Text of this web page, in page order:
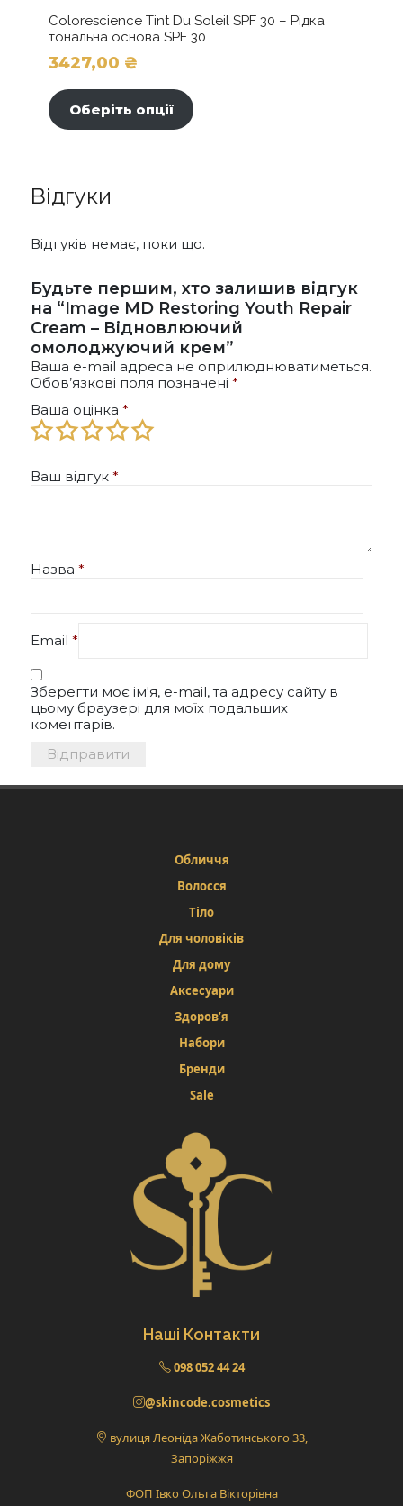
Colorescience Tint Du Soleil SPF 30 – Рідка
тональна основа SPF 30
3427,00 ₴
Оберіть опції
на
товару
Відгуки
Відгуків немає, поки що.
Будьте першим, хто залишив відгук
на “Image MD Restoring Youth Repair
Cream – Відновлюючий
омолоджуючий крем”
Ваша e-mail адреса не оприлюднюватиметься.
Обов’язкові поля позначені *
Ваша оцінка *
Ваш відгук *
Назва *
Email *
Зберегти моє ім'я, e-mail, та адресу сайту в
цьому браузері для моїх подальших
коментарів.
Обличчя
Волосся
Тіло
Для чоловіків
Для дому
Аксесуари
Здоров’я
Набори
Бренди
Sale
Наші Контакти
098 052 44 24
@skincode.cosmetics
вулиця Леоніда Жаботинського 33,
Запоріжжя
ФОП Івко Ольга Вікторівна